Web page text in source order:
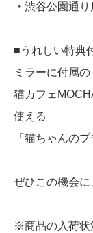
・渋谷公園通り
■うれしい特典
ミラーに付属の
猫カフェ
使える
「猫ちゃんの
ぜひこの機会に
※商品の入荷状